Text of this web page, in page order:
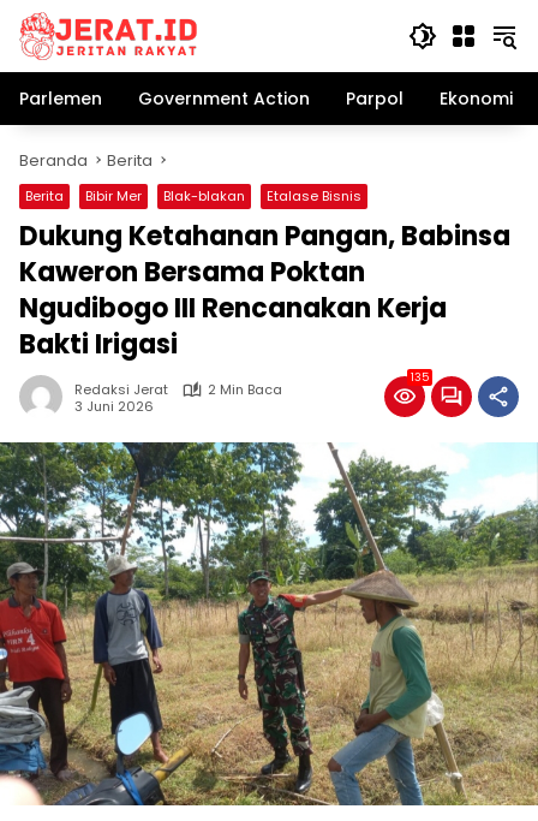
Langsung
konten
Parlemen
Government Action Parpol Ekonomi
Beranda Berita
Berita Bibir Mer Blak-blakan Etalase Bisnis
Dukung Ketahanan Pangan, Babinsa
Kaweron Bersama Poktan
Ngudibogo III Rencanakan Kerja
Bakti Irigasi
Redaksi Jerat
2 Min Baca
3 Juni 2026
135